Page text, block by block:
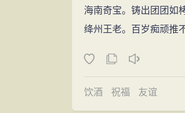
永、朴质清淡，如深柳
就词作而言，纵观苏
些作品虽然在数量上并
留别
田园 光、谈禅
朝，妄自尊大”，说他“衔
大罪可谓死有余辜了。
台）。
海南奇宝。铸出团团如
绛州王老。百岁痴顽推
饮酒 祝福 友谊